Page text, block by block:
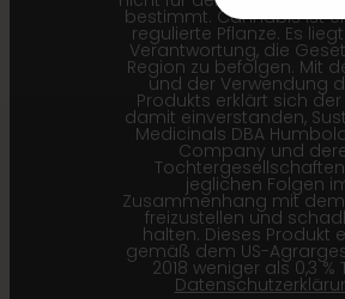
bestimmt. Cannabis ist
regulierte Pflanze. Es
Verantwortung, die
Region zu befolgen. Mit
und der Verwendung
Produkts erklärt sich der
damit einverstanden,
Medicinals DBA
Company und
jeglichen Folgen
Zusammenhang mit
freizustellen und
halten. Dieses Produkt
gemäß dem US-
2018 weniger als 0,3 %